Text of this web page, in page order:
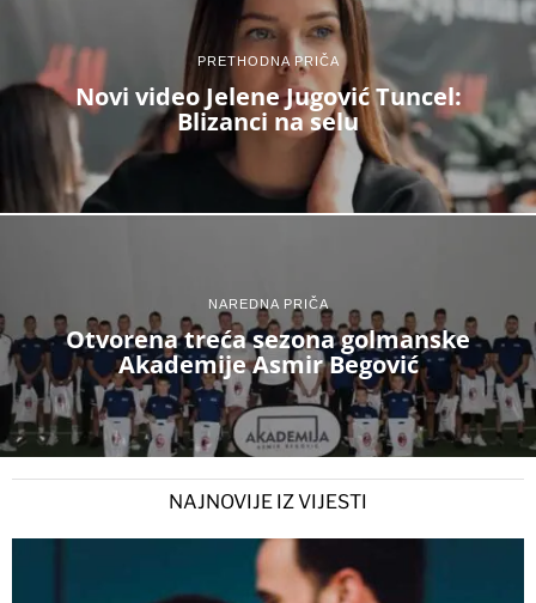
PRETHODNA PRIČA
Novi video Jelene Jugović Tuncel:
Blizanci na selu
NAREDNA PRIČA
Otvorena treća sezona golmanske
Akademije Asmir Begović
NAJNOVIJE IZ VIJESTI